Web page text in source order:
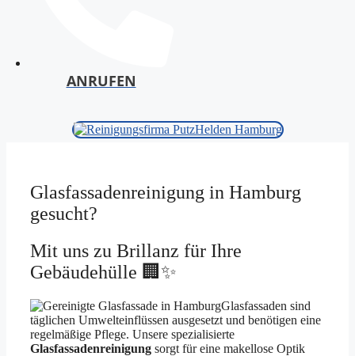
ANRUFEN
Glasfassadenreinigung in Hamburg
gesucht?
Mit uns zu Brillanz für Ihre
Gebäudehülle 🏢✨
Glasfassaden sind
täglichen Umwelteinflüssen ausgesetzt und benötigen eine
regelmäßige Pflege. Unsere spezialisierte
Glasfassadenreinigung sorgt für eine makellose Optik